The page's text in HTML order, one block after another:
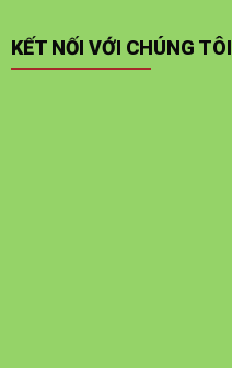
KẾT NỐI VỚI CHÚNG TÔI